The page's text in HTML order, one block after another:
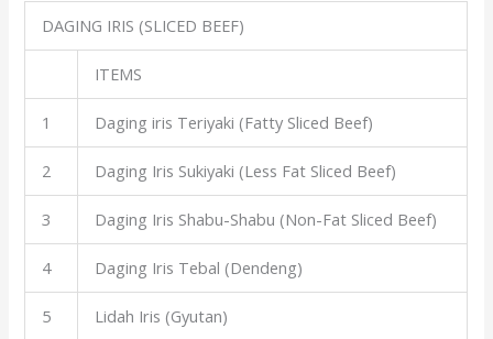
DAGING IRIS (SLICED BEEF)
ITEMS
1 Daging iris Teriyaki (Fatty Sliced Beef)
2 Daging Iris Sukiyaki (Less Fat Sliced Beef)
3 Daging Iris Shabu-Shabu (Non-Fat Sliced Beef)
4 Daging Iris Tebal (Dendeng)
5 Lidah Iris (Gyutan)